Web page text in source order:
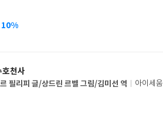
10%
호천사
필리피 글/상드린 르벨 그림/김미선 역
아이세움